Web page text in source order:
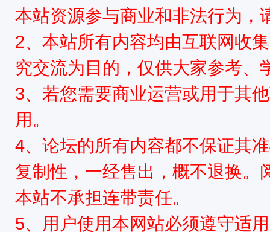
本站资源参与商业和非法行为，
2、本站所有内容均由互联网收
究交流为目的，仅供大家参考、
3、若您需要商业运营或用于其
用。
4、论坛的所有内容都不保证其
复制性，一经售出，概不退换。
本站不承担连带责任。
5、用户使用本网站必须遵守适